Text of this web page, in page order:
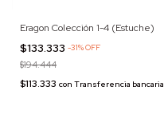
Eragon Colección 1-4 (Estuche)
$133.333 -31%OFF
$194.444
$113.333 con Transferencia bancaria